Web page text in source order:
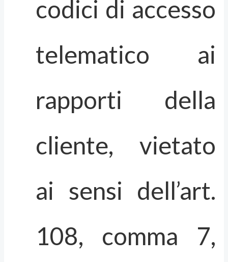
codici di accesso
telematico ai
rapporti della
cliente, vietato
ai sensi dell’art.
108, comma 7,